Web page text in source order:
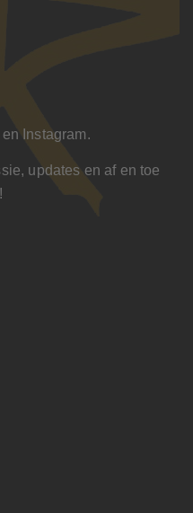
Instagram.
updates en af en toe